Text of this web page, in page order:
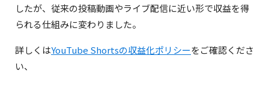
グループチャットのような形式だが発信できるのは
クリエイターのみ。参加者はいいねなどの反応が可
能
したが、従来の投稿動画やライブ配信に近い形で収益を得
られる仕組みに変わりました。
詳しくはYouTube Shortsの収益化ポリシーをご確認くださ
い、